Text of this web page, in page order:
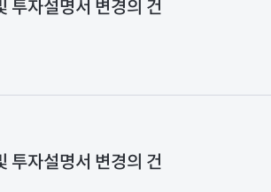
투자설명서 변경의 건
투자설명서 변경의 건